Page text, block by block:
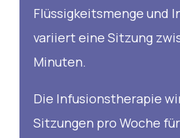
Flüssigkeitsmenge und
variiert eine Sitzung
Minuten.
Die Infusionstherapie
Sitzungen pro Woche